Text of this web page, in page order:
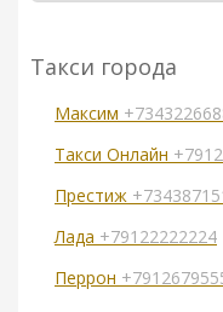
Такси города
Максим
Такси Онлайн
Престиж
Лада +79122222224
Перрон